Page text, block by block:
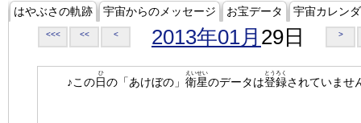
はやぶさの軌跡 宇宙からのメッセージ お宝データ 宇宙カレン
<<< << < 2013年01月 29日 >
♪この日
ひ
の「あけぼの」 衛星
えいせい
のデータは登録
とうろく
されていませ